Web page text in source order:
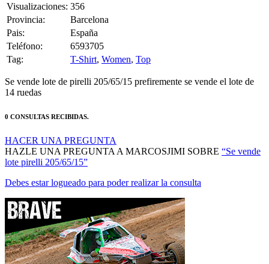
Visualizaciones: 356
Provincia:
Barcelona
Pais:
España
Teléfono:
6593705
Tag:
T-Shirt, Women, Top
Se vende lote de pirelli 205/65/15 prefiremente se vende el lote de
14 ruedas
0 CONSULTAS RECIBIDAS.
HACER UNA PREGUNTA
HAZLE UNA PREGUNTA A MARCOSJIMI SOBRE “Se vende
lote pirelli 205/65/15”
Debes estar logueado para poder realizar la consulta